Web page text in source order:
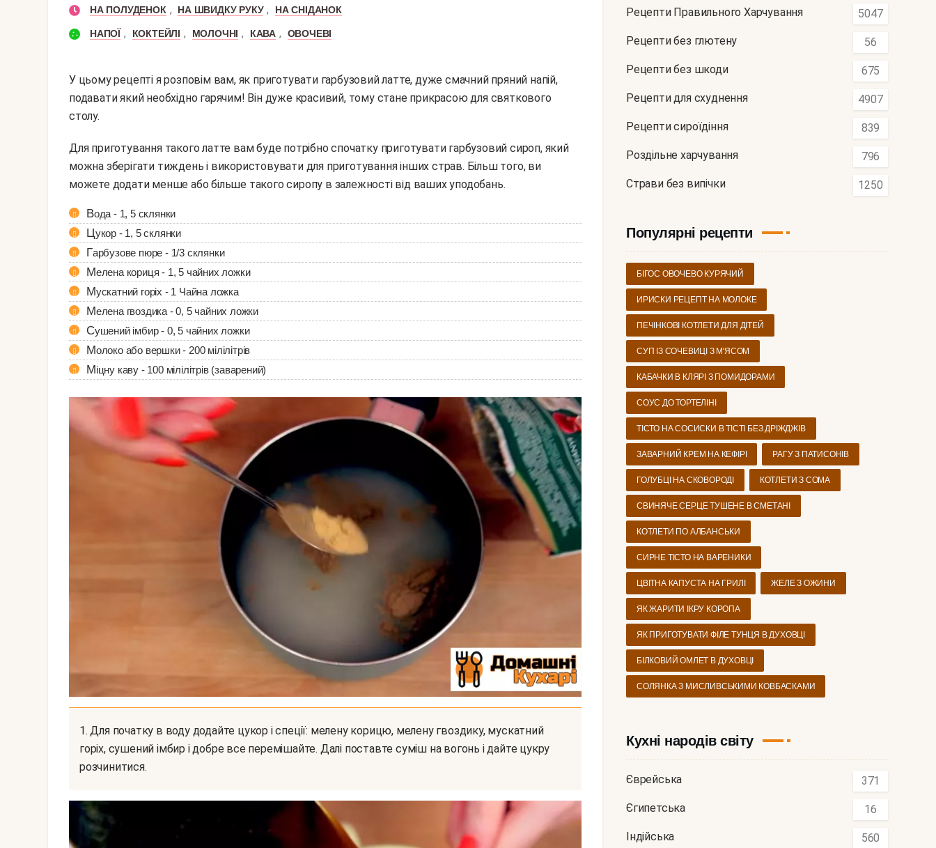
НА ПОЛУДЕНОК , НА ШВИДКУ РУКУ , НА СНІДАНОК
НАПОЇ , КОКТЕЙЛІ , МОЛОЧНІ , КАВА , ОВОЧЕВІ
У цьому рецепті я розповім вам, як приготувати гарбузовий латте, дуже смачний пряний напій,
подавати який необхідно гарячим! Він дуже красивий, тому стане прикрасою для святкового
столу.
Для приготування такого латте вам буде потрібно спочатку приготувати гарбузовий сироп, який
можна зберігати тиждень і використовувати для приготування інших страв. Більш того, ви
можете додати менше або більше такого сиропу в залежності від ваших уподобань.
Вода - 1, 5 склянки
Цукор - 1, 5 склянки
Гарбузове пюре - 1/3 склянки
Мелена кориця - 1, 5 чайних ложки
Мускатний горіх - 1 Чайна ложка
Мелена гвоздика - 0, 5 чайних ложки
Сушений імбир - 0, 5 чайних ложки
Молоко або вершки - 200 мілілітрів
Міцну каву - 100 мілілітрів (заварений)
1. Для початку в воду додайте цукор і спеції: мелену корицю, мелену гвоздику, мускатний
горіх, сушений імбир і добре все перемішайте. Далі поставте суміш на вогонь і дайте цукру
розчинитися.
Рецепти Правильного Харчування 5047
Рецепти без глютену 56
Рецепти без шкоди 675
Рецепти для схуднення 4907
Рецепти сироїдіння 839
Роздільне харчування 796
Страви без випічки 1250
Популярні рецепти
БІГОС ОВОЧЕВО КУРЯЧИЙ
ИРИСКИ РЕЦЕПТ НА МОЛОКЕ
ПЕЧІНКОВІ КОТЛЕТИ ДЛЯ ДІТЕЙ
СУП ІЗ СОЧЕВИЦІ З М'ЯСОМ
КАБАЧКИ В КЛЯРІ З ПОМИДОРАМИ
СОУС ДО ТОРТЕЛІНІ
ТІСТО НА СОСИСКИ В ТІСТІ БЕЗ ДРІЖДЖІВ
ЗАВАРНИЙ КРЕМ НА КЕФІРІ РАГУ З ПАТИСОНІВ
ГОЛУБЦІ НА СКОВОРОДІ КОТЛЕТИ З СОМА
СВИНЯЧЕ СЕРЦЕ ТУШЕНЕ В СМЕТАНІ
КОТЛЕТИ ПО АЛБАНСЬКИ
СИРНЕ ТІСТО НА ВАРЕНИКИ
ЦВІТНА КАПУСТА НА ГРИЛІ ЖЕЛЕ З ОЖИНИ
ЯК ЖАРИТИ ІКРУ КОРОПА
ЯК ПРИГОТУВАТИ ФІЛЕ ТУНЦЯ В ДУХОВЦІ
БІЛКОВИЙ ОМЛЕТ В ДУХОВЦІ
СОЛЯНКА З МИСЛИВСЬКИМИ КОВБАСКАМИ
Кухні народів світу
Єврейська 371
Єгипетська 16
Індійська 560